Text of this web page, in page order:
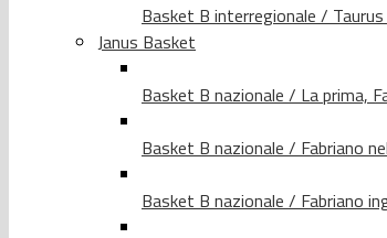
Basket B interregionale /
Janus Basket
Basket B nazionale / La prima,
Basket B nazionale / Fabriano
Basket B nazionale / Fabriano